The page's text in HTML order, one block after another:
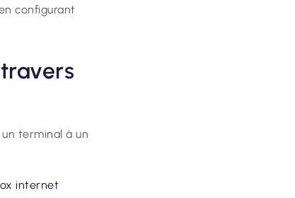
configurant
terminal à un
internet